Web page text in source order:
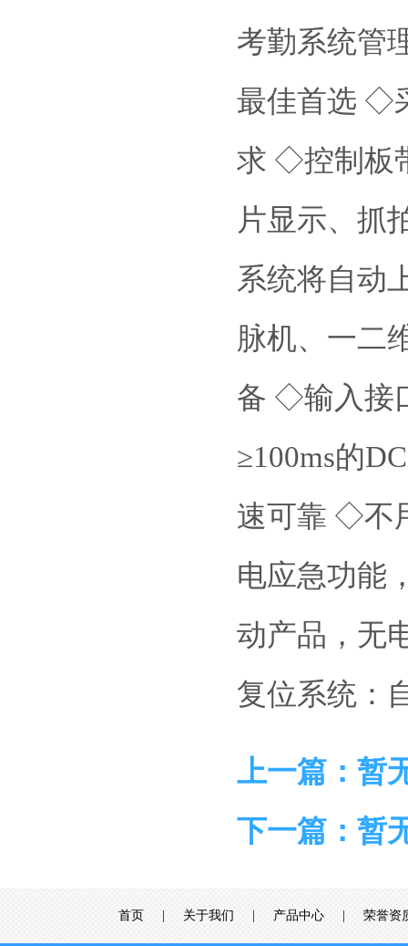
考勤系统管
最佳首选 ◇
求 ◇控制板
片显示、抓
系统将自动
脉机、一二
备 ◇输入接
≥100ms的
速可靠 ◇不
电应急功能
动产品，无
复位系统：
上一篇：暂
下一篇：暂
首页 关于我们 产品中心 荣誉资